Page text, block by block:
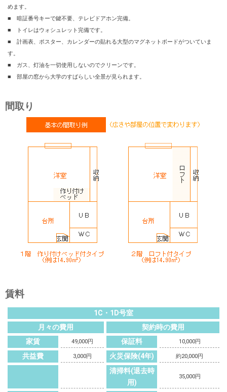
めます。
■ 暗証番号キーで鍵不要、テレビドアホン完備。
■ トイレはウォシュレット完備です。
■ 計画表、ポスター、カレンダーの貼れる大型のマグネットボードがついていま
す。
■ ガス、灯油を一切使用しないのでクリーンです。
■ 部屋の窓から大学のすばらしい全景が見られます。
間取り
賃料
1C・1D号室
月々の費用
契約時の費用
家賃
49,000円 保証料 10,000円
共益費 3,000円 火災保険(4年) 約20,000円
清掃料(退去時
用)
35,000円